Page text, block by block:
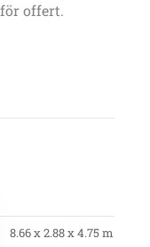
offert.
8.66 x 2.88 x 4.75 m